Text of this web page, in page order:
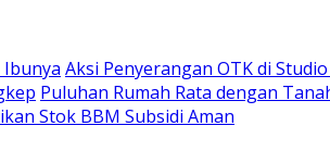
Aksi Penyerangan OTK di
Puluhan Rumah Rata dengan
Stok BBM Subsidi Aman